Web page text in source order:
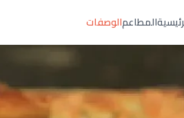
المطاعمالوصفات